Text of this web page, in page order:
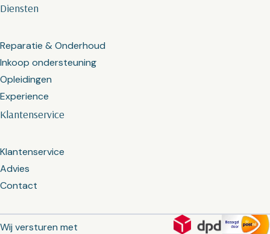
Klantenservice
Klantenservice
Advies
Contact
Diensten
Reparatie & Onderhoud
Inkoop ondersteuning
Opleidingen
Experience
Wij versturen met